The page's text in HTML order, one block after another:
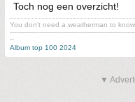
Toch nog een overzicht!
You don't need a weatherman to
--
Album top 100 2024
▼